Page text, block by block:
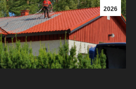
2026